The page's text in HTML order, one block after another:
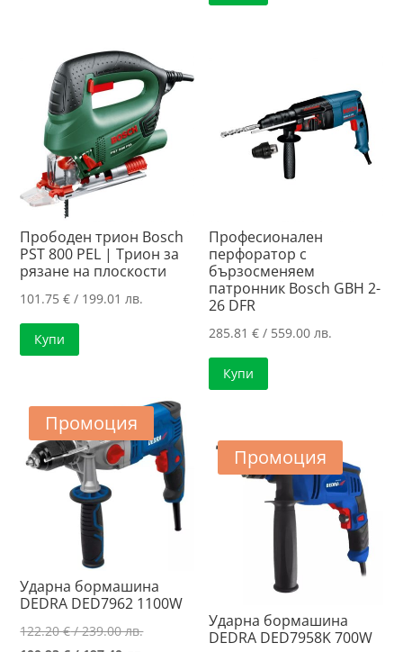
Прободен трион Bosch
PST 800 PEL | Трион за
рязане на плоскости
101.75€ / 199.01 лв.
Купи
Професионален
перфоратор с
бързосменяем
патронник Bosch GBH 2-
26 DFR
285.81€ / 559.00 лв.
Купи
Промоция
Ударна бормашина
DEDRA DED7962 1100W
122.20€/ 239.00 лв.Original
Промоция
Ударна бормашина
DEDRA DED7958K 700W